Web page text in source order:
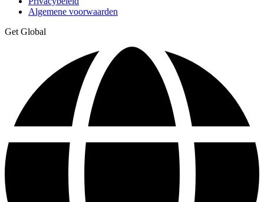
Algemene voorwaarden
Get Global